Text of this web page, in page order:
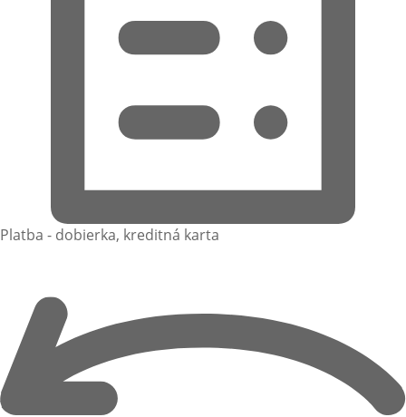
Platba - dobierka, kreditná karta